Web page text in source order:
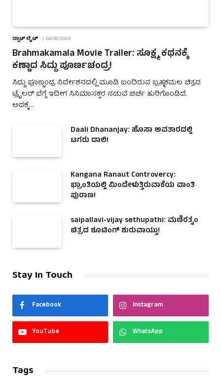
ಸ್ಪಾಟ್ ಲೈಟ್ 04/08/2026
Brahmakamala Movie Trailer: ಸೂಕ್ಷ್ಮ ಕಥನಕ್ಕೆ
ಕಣ್ಣಾದ ಸಿದ್ದು ಪೂರ್ಣಚಂದ್ರ!
ಸಿದ್ದು ಪೂಣ್ಚಂದ್ರ ನಿರ್ದೇಶನದಲ್ಲಿ ಮೂಡಿ ಬಂದಿರುವ ಬ್ರಹ್ಮಕಮಲ ಚಿತ್ರದ
ಟ್ರೈಲರ್ ಬೆಗ್ಗೆ ಇದೀಗ ಸಿನಿಮಾಸಕ್ತರ ನಡುವೆ ಚರ್ಚೆ ಹುರಿಗೊಂಡಿದೆ.
ಅದಕ್ಕೆ…
Daali Dhananjay: ಹೊಸಾ ಅವತಾರದಲ್ಲಿ
ಟಗರು ಡಾಲಿ!
Kangana Ranaut Controvercy:
ಭ್ರಾಂತಿಯಲ್ಲಿ ಮಿಂದೇಳುತ್ತಿರುವಾಕೆಯ ವಾಂತಿ
ಪುರಾಣ!
saipallavi-vijay sethupathi: ಮಣಿರತ್ನಂ
ಚಿತ್ರದ ಶೂಟಿಂಗ್ ಶುರುವಾಯ್ತು!
Stay In Touch
Facebook Instagram
YouTube WhatsApp
Tags